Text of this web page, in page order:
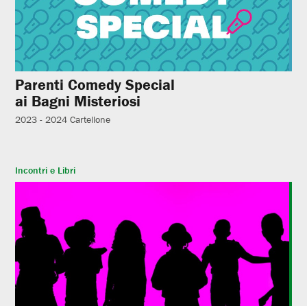
Parenti Comedy Special
ai Bagni Misteriosi
2023 - 2024 Cartellone
Incontri e Libri